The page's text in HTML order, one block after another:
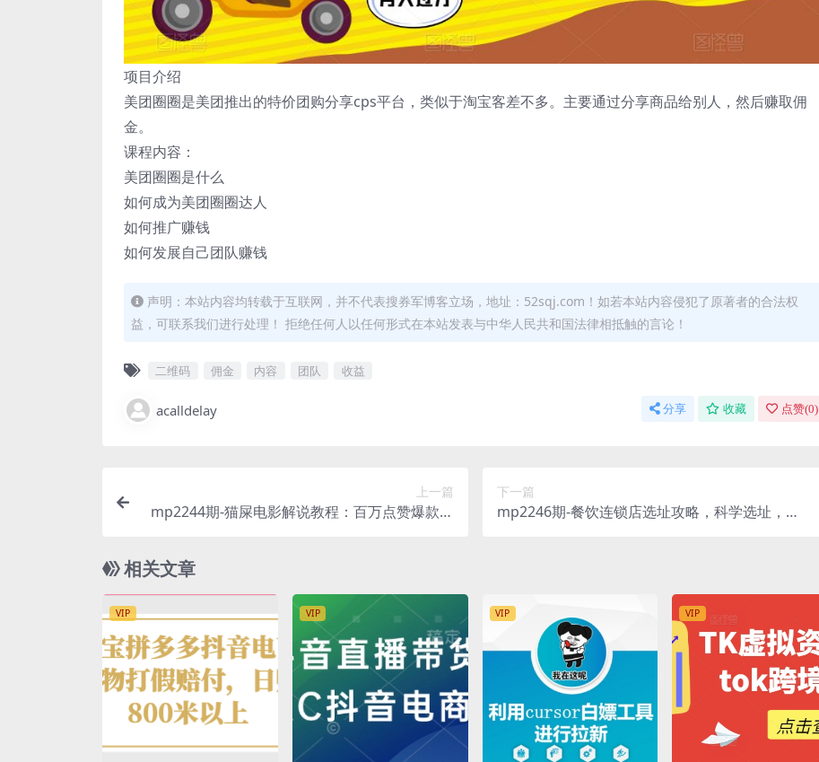
项目介绍
美团圈圈是美团推出的特价团购分享cps平台，类似于淘宝客差不多。主要通过分享商品给别人，然后赚取佣
金。
课程内容：
美团圈圈是什么
如何成为美团圈圈达人
如何推广赚钱
如何发展自己团队赚钱
声明：本站内容均转载于互联网，并不代表搜券军博客立场，地址：52sqj.com！如若本站内容侵犯了原著者的合法权
益，可联系我们进行处理！ 拒绝任何人以任何形式在本站发表与中华人民共和国法律相抵触的言论！
二维码 佣金 内容 团队 收益
acalldelay 分享 收藏 点赞(0)
上一篇
mp2244期-猫屎电影解说教程：百万点赞爆款、
(全面解析猫屎电影解说教程从选材到发布一站式
下一篇
mp2246期-餐饮连锁店选址攻略，科学选址，少
相关文章
VIP VIP VIP VIP